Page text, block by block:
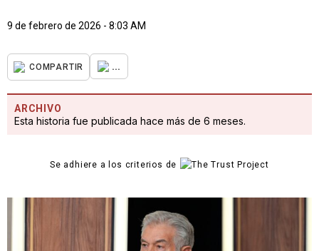
9 de febrero de 2026 - 8:03 AM
COMPARTIR ...
ARCHIVO
Esta historia fue publicada hace más de 6 meses.
Se adhiere a los criterios de